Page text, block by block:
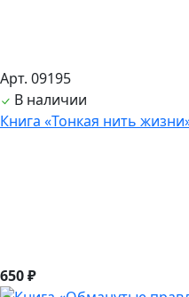
Арт. 09195
В наличии
Книга «Тонкая нить
650 ₽